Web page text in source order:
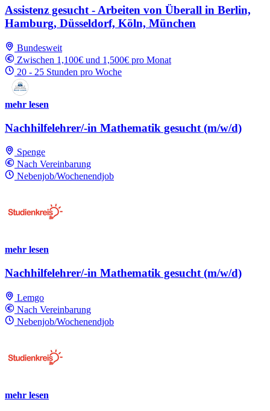
Assistenz gesucht - Arbeiten von Überall in Berlin,
Hamburg, Düsseldorf, Köln, München
Bundesweit
Zwischen 1,100€ und 1,500€ pro Monat
20 - 25 Stunden pro Woche
mehr lesen
Nachhilfelehrer/-in Mathematik gesucht (m/w/d)
Spenge
Nach Vereinbarung
Nebenjob/Wochenendjob
mehr lesen
Nachhilfelehrer/-in Mathematik gesucht (m/w/d)
Lemgo
Nach Vereinbarung
Nebenjob/Wochenendjob
mehr lesen